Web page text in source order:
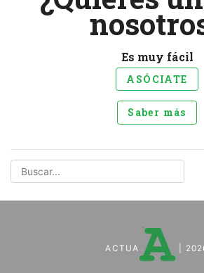
Es muy fácil
ASÓCIATE
Saber más
ACTUA |